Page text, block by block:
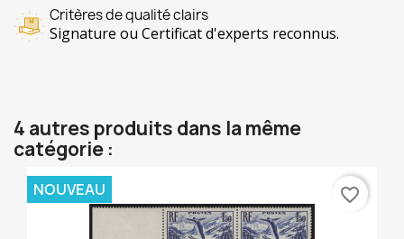
Critères de qualité clairs
Signature ou Certificat d'experts reconnus.
4 autres produits dans la même
catégorie :
NOUVEAU favorite_border